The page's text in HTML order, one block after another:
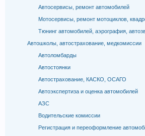
Автосервисы, ремонт автомобилей
Мотосервисы, ремонт мотоциклов,
Тюнинг автомобилей, аэрография,
Автошколы, автострахование, медкомиссии
Автоломбарды
Автостоянки
Автострахование, КАСКО, ОСАГО
Автоэкспертиза и оценка автомобилей
АЗС
Водительские комиссии
Регистрация и переоформление